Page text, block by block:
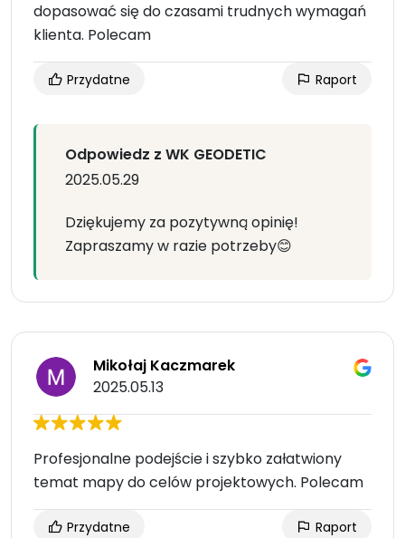
dopasować się do czasami trudnych wymagań
klienta. Polecam
Przydatne Raport
Odpowiedz z WK GEODETIC
2025.05.29
Dziękujemy za pozytywną opinię!
Zapraszamy w razie potrzeby😊
Mikołaj Kaczmarek
2025.05.13
Profesjonalne podejście i szybko załatwiony
temat mapy do celów projektowych. Polecam
Przydatne Raport